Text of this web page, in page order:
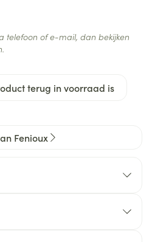
terug in voorraad is
telefoon of e-mail, dan bekijken
Fenioux